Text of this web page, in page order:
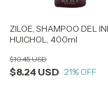
ZILOE, SHAMPOO DEL
HUICHOL, 400ml
$8.24 USD
$10.45 USD
21% OFF